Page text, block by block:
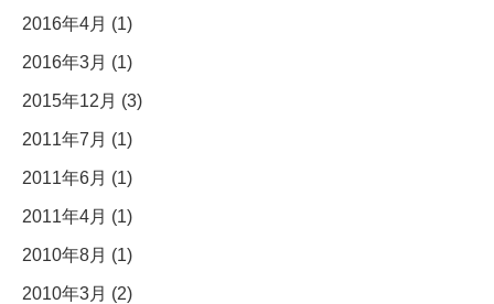
2016年4月 (1)
2016年3月 (1)
2015年12月 (3)
2011年7月 (1)
2011年6月 (1)
2011年4月 (1)
2010年8月 (1)
2010年3月 (2)